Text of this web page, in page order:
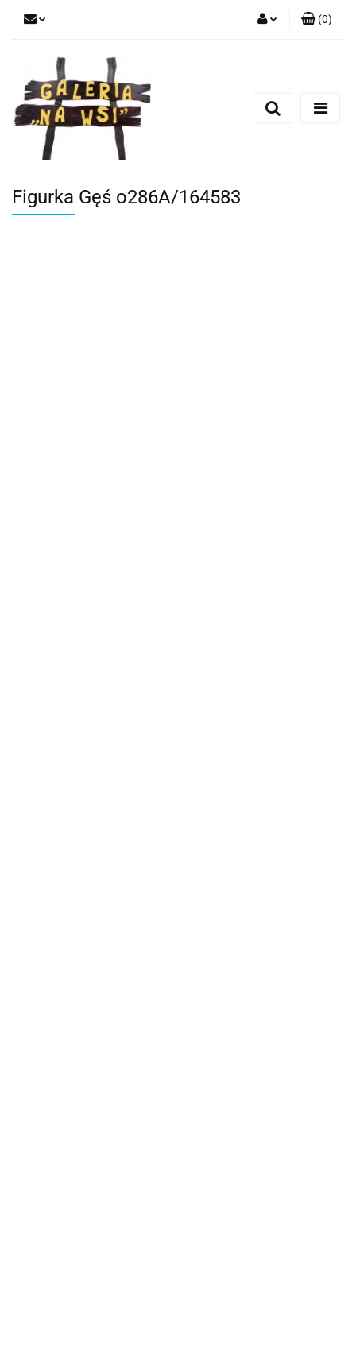
Dodaj zgłoszenie
(0)
Figurka Gęś o286A/164583